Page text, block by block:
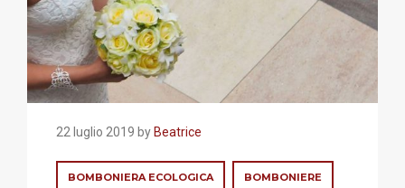
22 luglio 2019 by Beatrice
BOMBONIERA ECOLOGICA BOMBONIERE